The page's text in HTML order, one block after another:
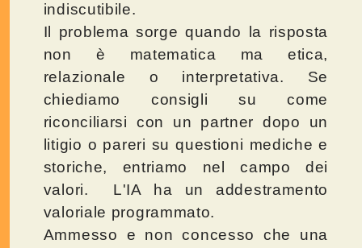
indiscutibile.
Il problema sorge quando la risposta
non è matematica ma etica,
relazionale o interpretativa. Se
chiediamo consigli su come
riconciliarsi con un partner dopo un
litigio o pareri su questioni mediche e
storiche, entriamo nel campo dei
valori. L'IA ha un addestramento
valoriale programmato.
Ammesso e non concesso che una